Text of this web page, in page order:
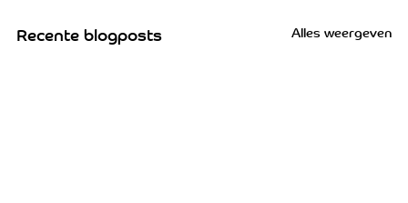
Recente blogposts Alles weergeven